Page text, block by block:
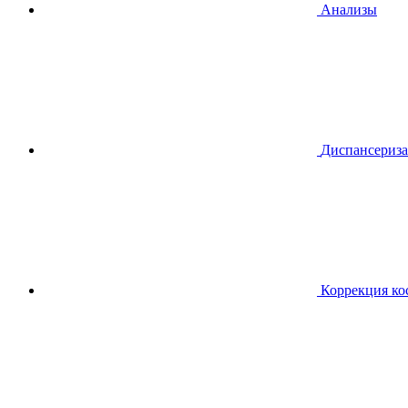
Анализы
Диспансериза
Коррекция